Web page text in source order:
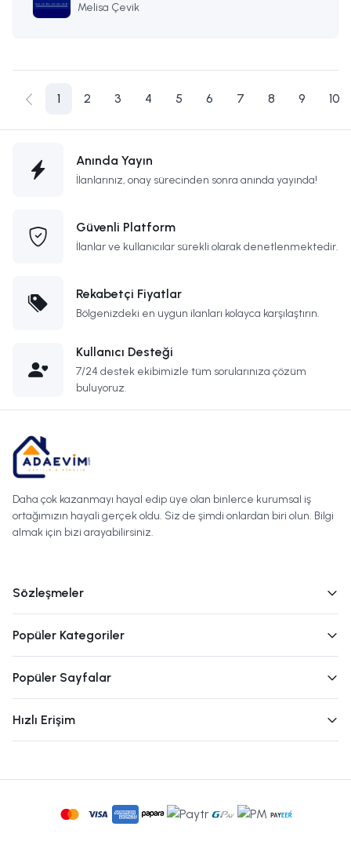
Melisa Çevik
1 2 3 4 5 6 7 8 9 10
Anında Yayın
İlanlarınız, onay sürecinden sonra anında yayında!
Güvenli Platform
İlanlar ve kullanıcılar sürekli olarak denetlenmektedir.
Rekabetçi Fiyatlar
Bölgenizdeki en uygun ilanları kolayca karşılaştırın.
Kullanıcı Desteği
7/24 destek ekibimizle tüm sorularınıza çözüm
buluyoruz.
Daha çok kazanmayı hayal edip üye olan binlerce kurumsal iş
ortağımızın hayali gerçek oldu. Siz de şimdi onlardan biri olun. Bilgi
almak için bizi arayabilirsiniz.
Sözleşmeler
Popüler Kategoriler
Popüler Sayfalar
Hızlı Erişim